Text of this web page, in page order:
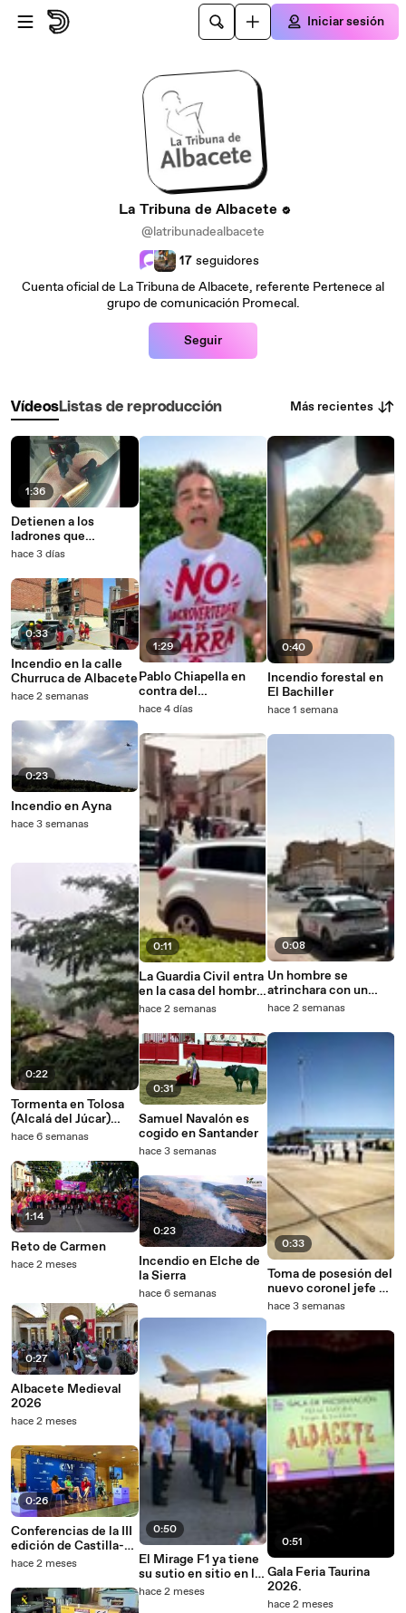
Saltar al contenido principal
Iniciar sesión
La Tribuna de Albacete
@latribunadealbacete
17 seguidores
Cuenta oficial de La Tribuna de Albacete, referente Pertenece al
grupo de comunicación Promecal.
Seguir
VídeosListas de reproducción Más recientes
1:36
Detienen a los
ladrones que
saquearon un banco
hace 3 días
0:33
Incendio en la calle
Churruca de Albacete
hace 2 semanas
0:23
Incendio en Ayna
hace 3 semanas
0:22
Tormenta en Tolosa
(Alcalá del Júcar)
(Autor: Guillermo
hace 6 semanas
1:14
Reto de Carmen
hace 2 meses
0:27
Albacete Medieval
2026
hace 2 meses
0:26
Conferencias de la III
edición de Castilla-La
Mancha es Moda
hace 2 meses
1:29
Pablo Chiapella en
contra del
macrovertedero de
hace 4 días
0:11
La Guardia Civil entra
en la casa del hombre
atrincherado en
hace 2 semanas
0:31
Samuel Navalón es
cogido en Santander
hace 3 semanas
0:23
Incendio en Elche de
la Sierra
hace 6 semanas
0:50
El Mirage F1 ya tiene
su sutio en sitio en la
ciudad.
hace 2 meses
0:40
Incendio forestal en
El Bachiller
hace 1 semana
0:08
Un hombre se
atrinchara con un
arma en Villarrobledo.
hace 2 semanas
0:33
Toma de posesión del
nuevo coronel jefe de
la Basde de Los
hace 3 semanas
0:51
Gala Feria Taurina
2026.
hace 2 meses